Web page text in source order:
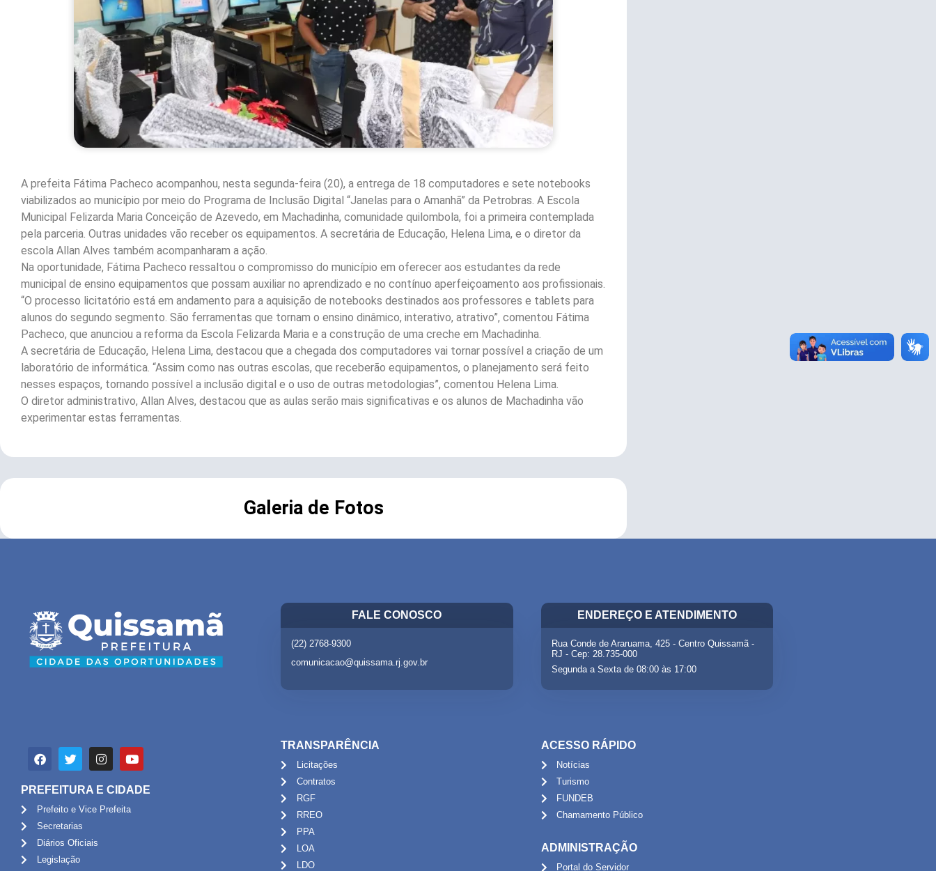
A prefeita Fátima Pacheco acompanhou, nesta segunda-feira (20), a entrega de 18 computadores e sete notebooks
viabilizados ao município por meio do Programa de Inclusão Digital “Janelas para o Amanhã” da Petrobras. A Escola
Municipal Felizarda Maria Conceição de Azevedo, em Machadinha, comunidade quilombola, foi a primeira contemplada
pela parceria. Outras unidades vão receber os equipamentos. A secretária de Educação, Helena Lima, e o diretor da
escola Allan Alves também acompanharam a ação.
Na oportunidade, Fátima Pacheco ressaltou o compromisso do município em oferecer aos estudantes da rede
municipal de ensino equipamentos que possam auxiliar no aprendizado e no contínuo aperfeiçoamento aos profissionais.
“O processo licitatório está em andamento para a aquisição de notebooks destinados aos professores e tablets para
alunos do segundo segmento. São ferramentas que tornam o ensino dinâmico, interativo, atrativo”, comentou Fátima
Pacheco, que anunciou a reforma da Escola Felizarda Maria e a construção de uma creche em Machadinha.
A secretária de Educação, Helena Lima, destacou que a chegada dos computadores vai tornar possível a criação de um
laboratório de informática. “Assim como nas outras escolas, que receberão equipamentos, o planejamento será feito
nesses espaços, tornando possível a inclusão digital e o uso de outras metodologias”, comentou Helena Lima.
O diretor administrativo, Allan Alves, destacou que as aulas serão mais significativas e os alunos de Machadinha vão
experimentar estas ferramentas.
Galeria de Fotos
FALE CONOSCO
(22) 2768-9300
comunicacao@quissama.rj.gov.br
ENDEREÇO E ATENDIMENTO
Rua Conde de Araruama, 425 - Centro Quissamã -
RJ - Cep: 28.735-000
Segunda a Sexta de 08:00 às 17:00
PREFEITURA E CIDADE
Prefeito e Vice Prefeita
Secretarias
Diários Oficiais
Legislação
TRANSPARÊNCIA
Licitações
Contratos
RGF
RREO
PPA
LOA
LDO
ACESSO RÁPIDO
Notícias
Turismo
FUNDEB
Chamamento Público
ADMINISTRAÇÃO
Portal do Servidor